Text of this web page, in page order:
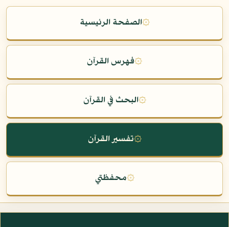
۞الصفحة الرئيسية
۞فهرس القرآن
۞البحث في القرآن
۞تفسير القرآن
۞محفظتي